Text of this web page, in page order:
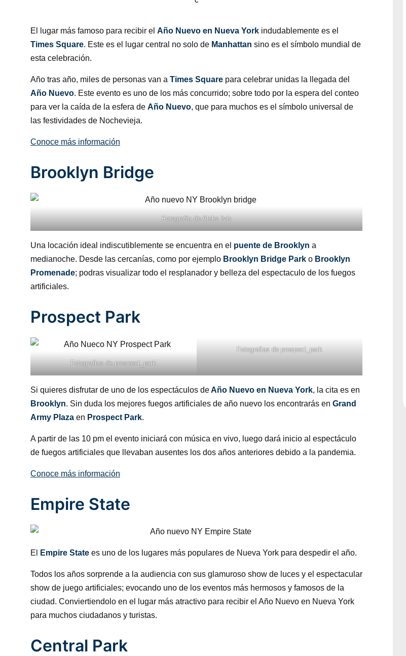
El lugar más famoso para recibir el Año Nuevo en Nueva York indudablemente es el
Times Square. Este es el lugar central no solo de Manhattan sino es el símbolo mundial de
esta celebración.
Año tras año, miles de personas van a Times Square para celebrar unidas la llegada del
Año Nuevo. Este evento es uno de los más concurrido; sobre todo por la espera del conteo
para ver la caída de la esfera de Año Nuevo, que para muchos es el símbolo universal de
las festividades de Nochevieja.
Conoce más información
Brooklyn Bridge
Fotografía deAleks Ivic
Una locación ideal indiscutiblemente se encuentra en el puente de Brooklyn a
medianoche. Desde las cercanías, como por ejemplo Brooklyn Bridge Park o Brooklyn
Promenade; podras visualizar todo el resplanador y belleza del espectaculo de los fuegos
artificiales.
Prospect Park
Fotografias deprospect_park
Fotografias de prospect_park
Si quieres disfrutar de uno de los espectáculos deAño Nuevo en Nueva York, la cita es en
Brooklyn. Sin duda los mejores fuegos artificiales de año nuevo los encontrarás en Grand
Army Plaza en Prospect Park.
A partir de las 10 pm el evento iniciará con música en vivo, luego dará inicio al espectáculo
de fuegos artificiales que llevaban ausentes los dos años anteriores debido a la pandemia.
Conoce más información
Empire State
El Empire State es uno de los lugares más populares de Nueva York para despedir el año.
Todos los años sorprende a la audiencia con sus glamuroso show de luces y el espectacular
show de juego artificiales; evocando uno de los eventos más hermosos y famosos de la
ciudad. Conviertiendolo en el lugar más atractivo para recibir el Año Nuevo en Nueva York
para muchos ciudadanos y turistas.
Central Park